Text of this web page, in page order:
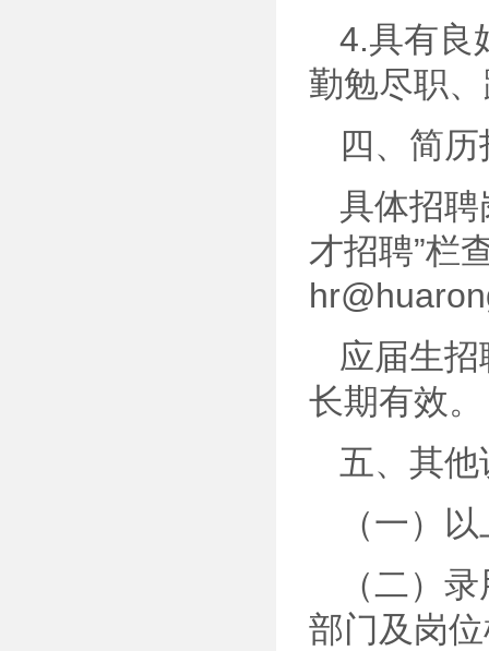
4.具有良
勤勉尽职
四、简
具体招
才招聘”栏
应届生
长期有效。
五、其
（一）
（二）
部门及岗